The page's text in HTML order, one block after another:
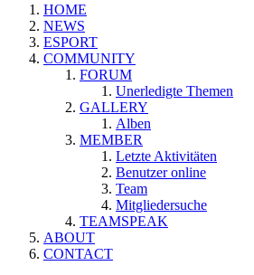
HOME
NEWS
ESPORT
COMMUNITY
FORUM
Unerledigte Themen
GALLERY
Alben
MEMBER
Letzte Aktivitäten
Benutzer online
Team
Mitgliedersuche
TEAMSPEAK
ABOUT
CONTACT